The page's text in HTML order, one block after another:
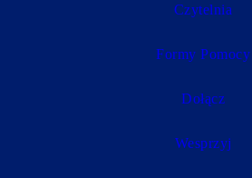
Czytelnia
Formy Pomocy
Dołącz
Wesprzyj